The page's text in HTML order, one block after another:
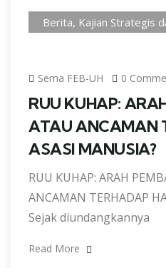
Berita, Kajian Strategis
Sema FEB-UH 0
RUU KUHAP:
ATAU ANCAMAN
ASASI MANUSIA?
RUU KUHAP: ARAH
ANCAMAN TERHADAP
Sejak diundangkannya
Read More